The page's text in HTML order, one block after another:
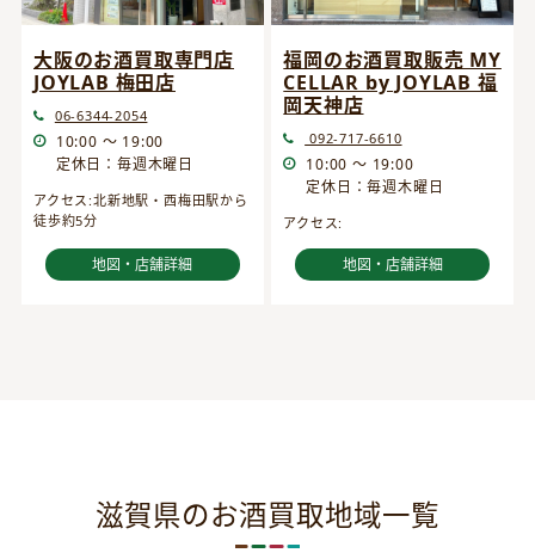
大阪のお酒買取専門店
JOYLAB 梅田店
06-6344-2054
10:00 ～ 19:00
定休日：毎週木曜日
アクセス:北新地駅・西梅田駅から
徒歩約5分
地図・店舗詳細
福岡のお酒買取販売 MY
CELLAR by JOYLAB 福
岡天神店
092-717-6610
10:00 ～ 19:00
定休日：毎週木曜日
アクセス:
地図・店舗詳細
滋賀県のお酒買取地域一覧